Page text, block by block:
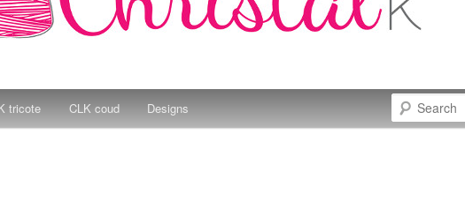
tricote CLK coud Designs